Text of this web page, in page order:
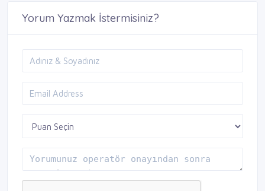
Yorum Yazmak İstermisiniz?